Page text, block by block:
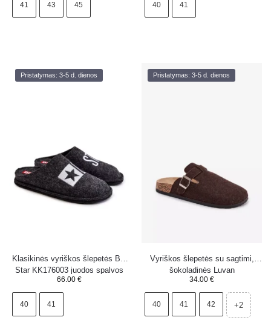
41 43 45 40 41
Pristatymas: 3-5 d. dienos
Klasikinės vyriškos šlepetės Big
Star KK176003 juodos spalvos
66.00 €
40 41
Pristatymas: 3-5 d. dienos
Vyriškos šlepetės su sagtimi,
šokoladinės Luvan
34.00 €
40 41 42 +2